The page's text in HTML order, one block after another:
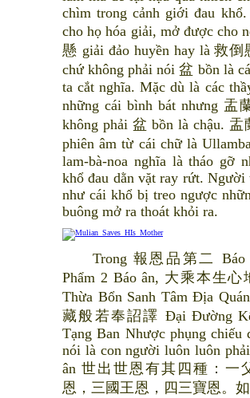
chìm trong cảnh giới đau
cho họ hóa giải, mở được cho
懸 giải đảo huyền hay là 救倒
chứ không phải nói 盆 bồn là
ta cắt nghĩa. Mặc dù là các
những cái bình bát nhưng 盂
không phải 盆 bồn là chậu.
phiên âm từ cái chữ là
lam-bà-noa nghĩa là tháo gỡ
khổ đau dằn vặt ray rứt. Người
như cái khổ bị treo ngược
buông mở ra thoát khỏi ra.
Trong 報恩品第二 Báo
Phẩm 2 Báo ân, 大乘本生
Thừa Bổn Sanh Tâm Địa
藏般若奉詔譯 Đại Đường
Tạng Ban Nhược phụng chiếu
nói là con người luôn luôn
ân 世出世恩有其四種：一
恩，三國王恩，四三寶恩。